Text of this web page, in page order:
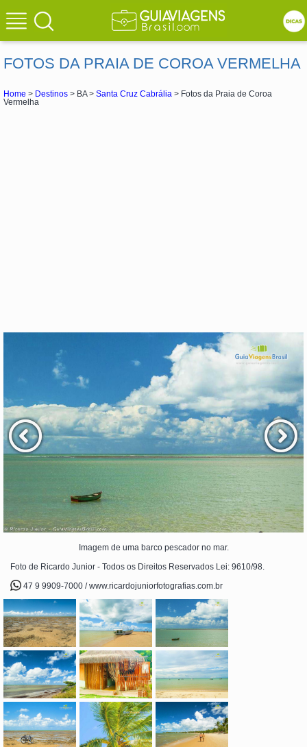
FOTOS DA PRAIA DE COROA VERMELHA
Home > Destinos > BA > Santa Cruz Cabrália > Fotos da Praia de Coroa
Vermelha
Imagem de uma barco pescador no mar.
Foto de Ricardo Junior - Todos os Direitos Reservados Lei: 9610/98.
47 9 9909-7000 / www.ricardojuniorfotografias.com.br